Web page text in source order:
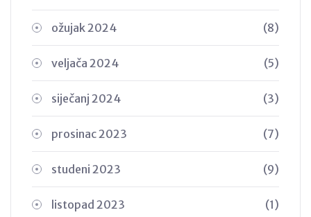
ožujak 2024 (8)
veljača 2024 (5)
siječanj 2024 (3)
prosinac 2023 (7)
studeni 2023 (9)
listopad 2023 (1)